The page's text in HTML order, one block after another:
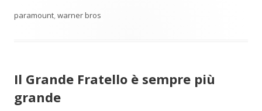
paramount,warner bros
Il Grande Fratello è sempre più
grande